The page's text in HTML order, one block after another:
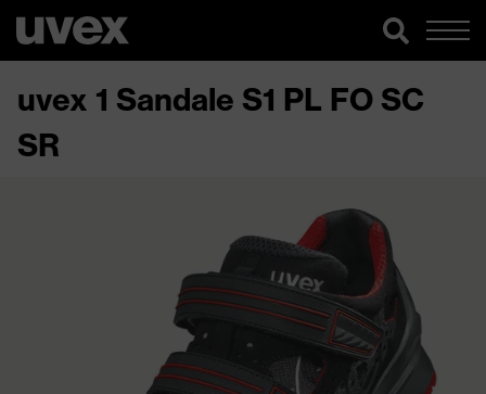
uvex 1 Sandale S1 PL FO SC
SR